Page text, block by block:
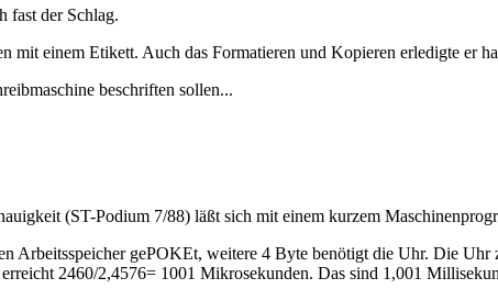
fast der Schlag.
mit einem Etikett. Auch das Formatieren und Kopieren erledigte er
beschriften sollen...
(ST-Podium 7/88) läßt sich mit einem kurzem
Arbeitsspeicher gePOKEt, weitere 4 Byte benötigt die Uhr. Die
2460/2,4576= 1001 Mikrosekunden. Das sind 1,001